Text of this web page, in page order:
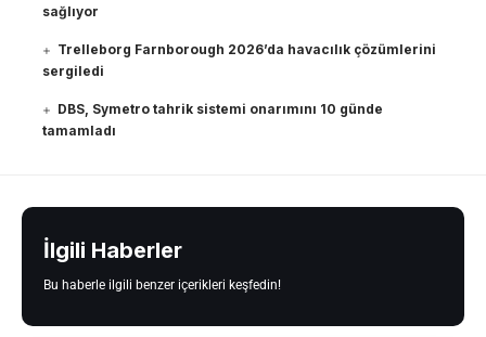
sağlıyor
Trelleborg Farnborough 2026’da havacılık çözümlerini
sergiledi
DBS, Symetro tahrik sistemi onarımını 10 günde
tamamladı
İlgili Haberler
Bu haberle ilgili benzer içerikleri keşfedin!